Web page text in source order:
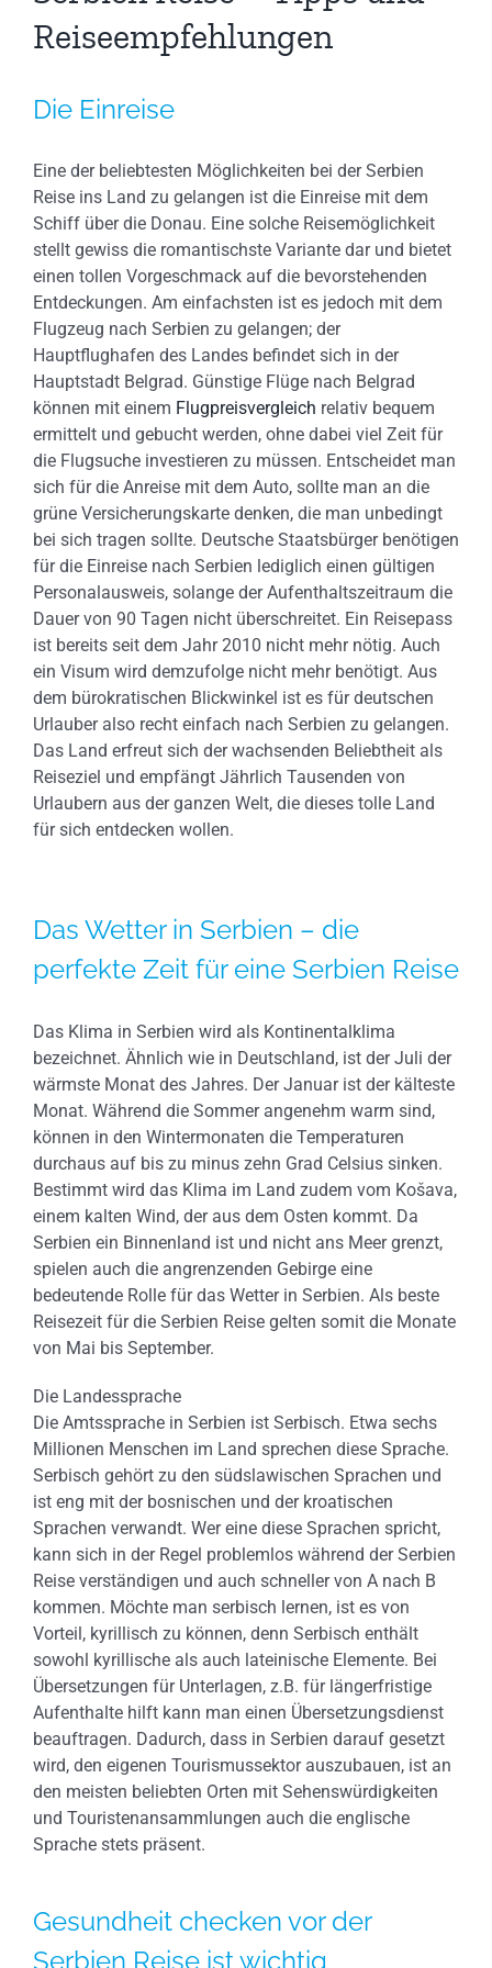
Reiseempfehlungen
Die Einreise
Eine der beliebtesten Möglichkeiten bei der Serbien
Reise ins Land zu gelangen ist die Einreise mit dem
Schiff über die Donau. Eine solche Reisemöglichkeit
stellt gewiss die romantischste Variante dar und bietet
einen tollen Vorgeschmack auf die bevorstehenden
Entdeckungen. Am einfachsten ist es jedoch mit dem
Flugzeug nach Serbien zu gelangen; der
Hauptflughafen des Landes befindet sich in der
Hauptstadt Belgrad. Günstige Flüge nach Belgrad
können mit einem Flugpreisvergleich relativ bequem
ermittelt und gebucht werden, ohne dabei viel Zeit für
die Flugsuche investieren zu müssen. Entscheidet man
sich für die Anreise mit dem Auto, sollte man an die
grüne Versicherungskarte denken, die man unbedingt
bei sich tragen sollte. Deutsche Staatsbürger benötigen
für die Einreise nach Serbien lediglich einen gültigen
Personalausweis, solange der Aufenthaltszeitraum die
Dauer von 90 Tagen nicht überschreitet. Ein Reisepass
ist bereits seit dem Jahr 2010 nicht mehr nötig. Auch
ein Visum wird demzufolge nicht mehr benötigt. Aus
dem bürokratischen Blickwinkel ist es für deutschen
Urlauber also recht einfach nach Serbien zu gelangen.
Das Land erfreut sich der wachsenden Beliebtheit als
Reiseziel und empfängt Jährlich Tausenden von
Urlaubern aus der ganzen Welt, die dieses tolle Land
für sich entdecken wollen.
Das Wetter in Serbien – die
perfekte Zeit für eine Serbien Reise
Das Klima in Serbien wird als Kontinentalklima
bezeichnet. Ähnlich wie in Deutschland, ist der Juli der
wärmste Monat des Jahres. Der Januar ist der kälteste
Monat. Während die Sommer angenehm warm sind,
können in den Wintermonaten die Temperaturen
durchaus auf bis zu minus zehn Grad Celsius sinken.
Bestimmt wird das Klima im Land zudem vom Košava,
einem kalten Wind, der aus dem Osten kommt. Da
Serbien ein Binnenland ist und nicht ans Meer grenzt,
spielen auch die angrenzenden Gebirge eine
bedeutende Rolle für das Wetter in Serbien. Als beste
Reisezeit für die Serbien Reise gelten somit die Monate
von Mai bis September.
Die Landessprache
Die Amtssprache in Serbien ist Serbisch. Etwa sechs
Millionen Menschen im Land sprechen diese Sprache.
Serbisch gehört zu den südslawischen Sprachen und
ist eng mit der bosnischen und der kroatischen
Sprachen verwandt. Wer eine diese Sprachen spricht,
kann sich in der Regel problemlos während der Serbien
Reise verständigen und auch schneller von A nach B
kommen. Möchte man serbisch lernen, ist es von
Vorteil, kyrillisch zu können, denn Serbisch enthält
sowohl kyrillische als auch lateinische Elemente. Bei
Übersetzungen für Unterlagen, z.B. für längerfristige
Aufenthalte hilft kann man einen Übersetzungsdienst
beauftragen. Dadurch, dass in Serbien darauf gesetzt
wird, den eigenen Tourismussektor auszubauen, ist an
den meisten beliebten Orten mit Sehenswürdigkeiten
und Touristenansammlungen auch die englische
Sprache stets präsent.
Gesundheit checken vor der
Serbien Reise ist wichtig